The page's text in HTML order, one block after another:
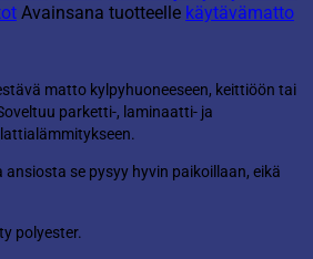
Avainsana tuotteelle käytävämatto
matto kylpyhuoneeseen, keittiöön tai
parketti-, laminaatti- ja
se pysyy hyvin paikoillaan, eikä
polyester.